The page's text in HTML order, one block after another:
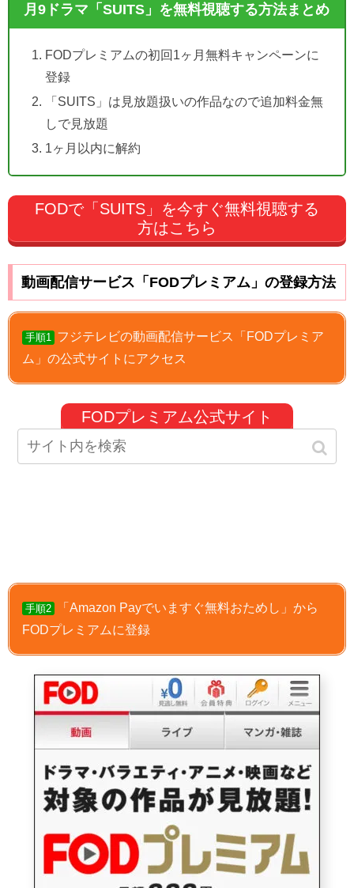
月9ドラマ「SUITS」を無料視聴する方法まとめ
FODプレミアムの初回1ヶ月無料キャンペーンに
登録
「SUITS」は見放題扱いの作品なので追加料金無
しで見放題
1ヶ月以内に解約
FODで「SUITS」を今すぐ無料視聴する
方はこちら
動画配信サービス「FODプレミアム」の登録方法
手順1 フジテレビの動画配信サービス「FODプレミア
ム」の公式サイトにアクセス
FODプレミアム公式サイト
手順2
「Amazon Payでいますぐ無料おためし」から
FODプレミアムに登録